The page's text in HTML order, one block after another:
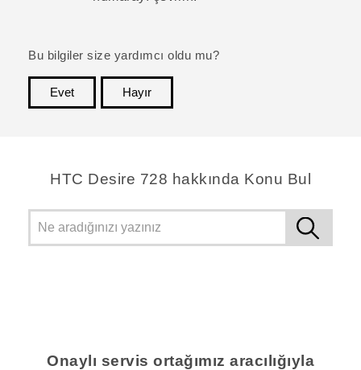
Bu bilgiler size yardımcı oldu mu?
Evet
Hayır
HTC Desire 728 hakkında Konu Bul
Onaylı servis ortağımız aracılığıyla